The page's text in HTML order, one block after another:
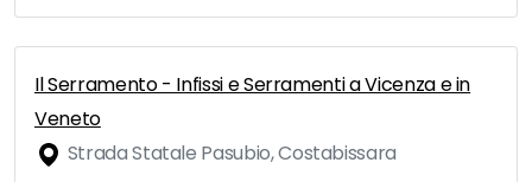
Il Serramento - Infissi e Serramenti a Vicenza e in
Veneto
Strada Statale Pasubio, Costabissara